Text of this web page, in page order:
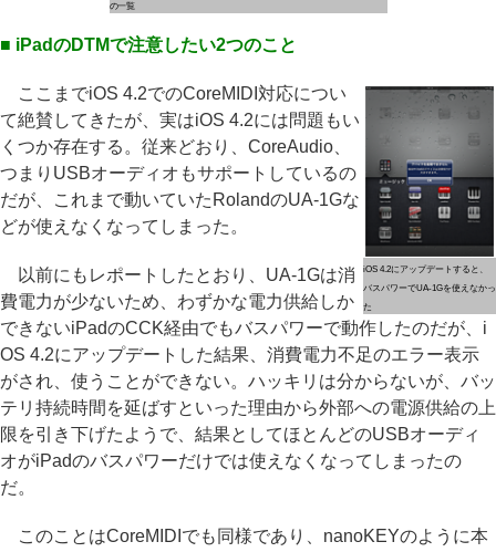
の一覧
■ iPadのDTMで注意したい2つのこと
iOS 4.2にアップデートすると、
バスパワーでUA-1Gを使えなかっ
た
ここまでiOS 4.2でのCoreMIDI対応につい
て絶賛してきたが、実はiOS 4.2には問題もい
くつか存在する。従来どおり、CoreAudio、
つまりUSBオーディオもサポートしているの
だが、これまで動いていたRolandのUA-1Gな
どが使えなくなってしまった。
以前にもレポートしたとおり、UA-1Gは消
費電力が少ないため、わずかな電力供給しか
できないiPadのCCK経由でもバスパワーで動作したのだが、i
OS 4.2にアップデートした結果、消費電力不足のエラー表示
がされ、使うことができない。ハッキリは分からないが、バッ
テリ持続時間を延ばすといった理由から外部への電源供給の上
限を引き下げたようで、結果としてほとんどのUSBオーディ
オがiPadのバスパワーだけでは使えなくなってしまったの
だ。
このことはCoreMIDIでも同様であり、nanoKEYのように本